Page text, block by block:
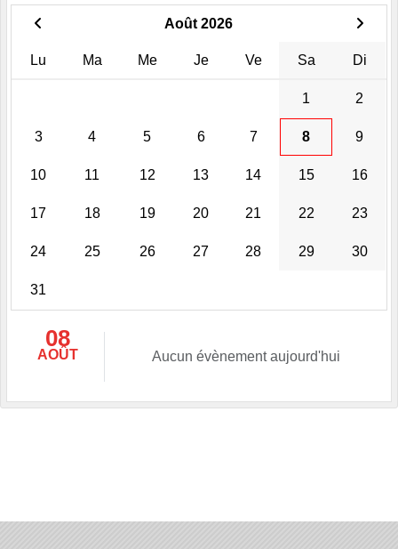
Août 2026
Lu Ma Me Je Ve Sa Di
1 2
3 4 5 6 7 8 9
10 11 12 13 14 15 16
17 18 19 20 21 22 23
24 25 26 27 28 29 30
31
08
AOÛT Aucun évènement aujourd'hui